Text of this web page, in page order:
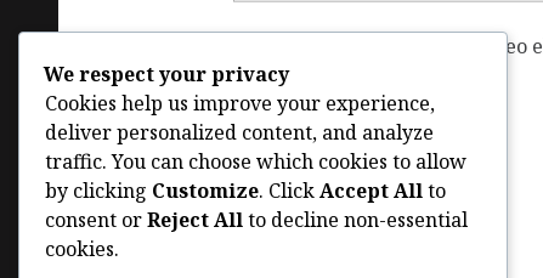
Guardar mi nombre,
vez que haga un comentario.
We respect your privacy
Cookies help us improve your experience,
deliver personalized content, and analyze
traffic. You can choose which cookies to allow
by clicking Customize. ClickAccept Allto
consent orReject Allto decline non-essential
cookies.